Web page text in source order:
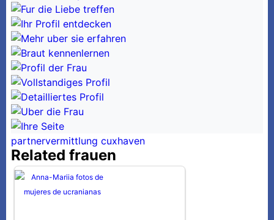
partnervermittlung cuxhaven
Related frauen